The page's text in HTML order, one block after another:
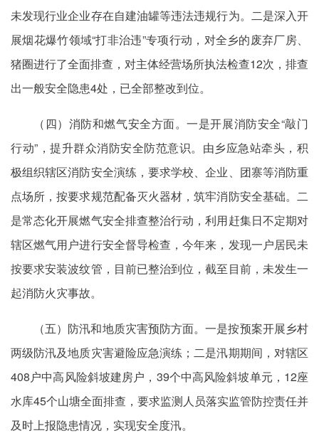
未发现行业企业存在自建油罐等违法违规行为。二是深入开
展烟花爆竹领域“打非治违”专项行动，对全乡的废弃厂房、
猪圈进行了全面排查，对主体经营场所执法检查12次，排查
出一般安全隐患4处，已全部整改到位。
（四）消防和燃气安全方面。一是开展消防安全“敲门
行动”，提升群众消防安全防范意识。由乡应急站牵头，积
极组织辖区消防安全演练，要求学校、企业、团寨等消防重
点场所，按要求规范配备灭火器材，筑牢消防安全基础。二
是常态化开展燃气安全排查整治行动，利用赶集日不定期对
辖区燃气用户进行安全督导检查，今年来，发现一户居民未
按要求安装波纹管，目前已整治到位，截至目前，未发生一
起消防火灾事故。
（五）防汛和地质灾害预防方面。一是按预案开展乡村
两级防汛及地质灾害避险应急演练；二是汛期期间，对辖区
408户中高风险斜坡建房户，39个中高风险斜坡单元，12座
水库45个山塘全面排查，要求监测人员落实监管防控责任并
及时上报隐患情况，实现安全度汛。